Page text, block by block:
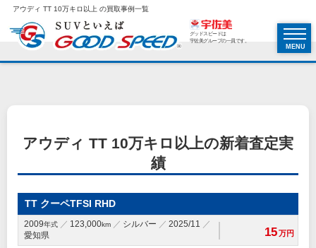
アウディ TT 10万キロ以上 の買取事例一覧
グッドスピードは
宇佐美グループの一員です。
MENU
アウディ TT 10万キロ以上の新着査定実
績
TT クーペTFSI RHD
2009年式 123,000km シルバー
2025/11
愛知県
15万円